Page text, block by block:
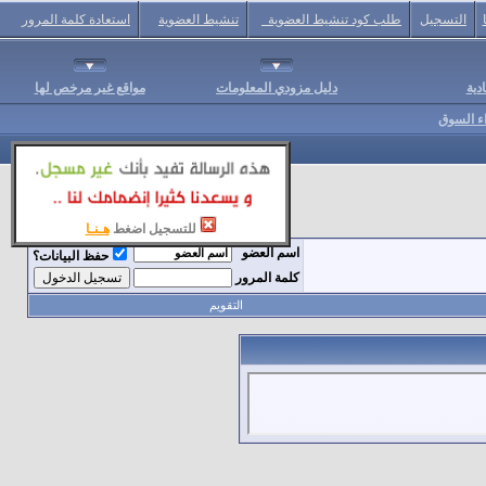
للتسجيل اضغط هـنـا
التسجيل طلب كود تنشيط العضوية تنشيط العضوية استعادة كلمة المرور
دليل مزودي المعلومات مواقع غير مرخص لها
السوق
اسم العضو
حفظ البيانات؟
كلمة المرور
التقويم